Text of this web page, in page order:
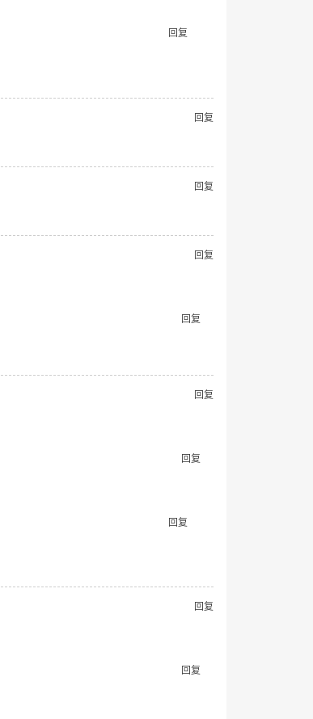
回复
回复
回复
回复
回复
回复
回复
回复
回复
回复